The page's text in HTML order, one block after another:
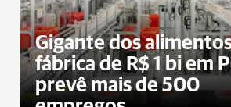
Gigante dos
fábrica de R$ 1 bi em
prevê mais de 500